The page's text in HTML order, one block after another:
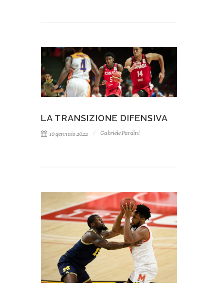
LA TRANSIZIONE DIFENSIVA
10 gennaio 2022 Gabriele Pardini